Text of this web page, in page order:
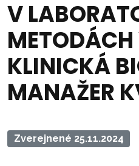
V
KLINICKÁ
MANAŽER
Zverejnené 25.11.2024